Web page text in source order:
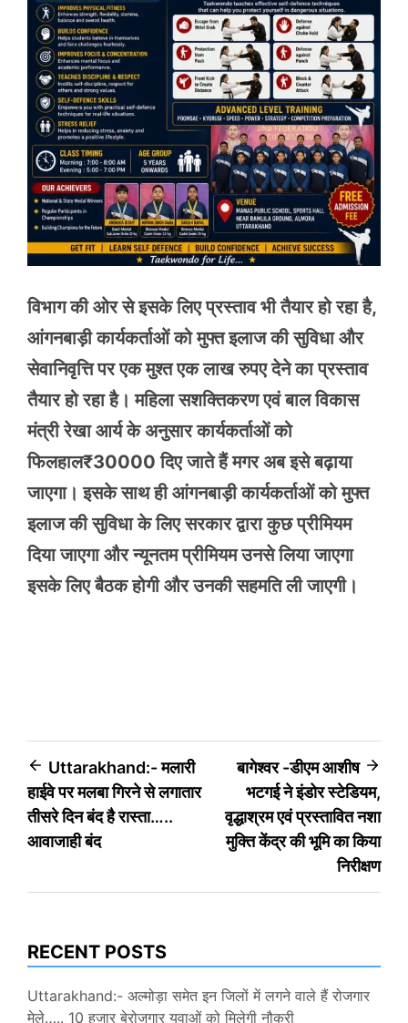
विभाग की ओर से इसके लिए प्रस्ताव भी तैयार हो रहा है,
आंगनबाड़ी कार्यकर्ताओं को मुफ्त इलाज की सुविधा और
सेवानिवृत्ति पर एक मुश्त एक लाख रुपए देने का प्रस्ताव
तैयार हो रहा है। महिला सशक्तिकरण एवं बाल विकास
मंत्री रेखा आर्य के अनुसार कार्यकर्ताओं को
फिलहाल₹30000 दिए जाते हैं मगर अब इसे बढ़ाया
जाएगा। इसके साथ ही आंगनबाड़ी कार्यकर्ताओं को मुफ्त
इलाज की सुविधा के लिए सरकार द्वारा कुछ प्रीमियम
दिया जाएगा और न्यूनतम प्रीमियम उनसे लिया जाएगा
इसके लिए बैठक होगी और उनकी सहमति ली जाएगी।
Post
navigation
Uttarakhand:- मलारी
हाईवे पर मलबा गिरने से लगातार
तीसरे दिन बंद है रास्ता…..
आवाजाही बंद
बागेश्वर -डीएम आशीष
भटगई ने इंडोर स्टेडियम,
वृद्धाश्रम एवं प्रस्तावित नशा
मुक्ति केंद्र की भूमि का किया
निरीक्षण
RECENT POSTS
Uttarakhand:- अल्मोड़ा समेत इन जिलों में लगने वाले हैं रोजगार
मेले….. 10 हजार बेरोजगार युवाओं को मिलेगी नौकरी